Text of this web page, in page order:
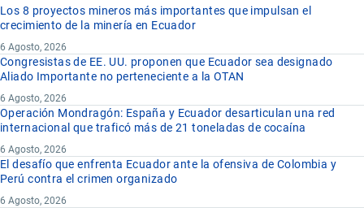
Los 8 proyectos mineros más importantes que impulsan el
crecimiento de la minería en Ecuador
6 Agosto, 2026
Congresistas de EE. UU. proponen que Ecuador sea designado
Aliado Importante no perteneciente a la OTAN
6 Agosto, 2026
Operación Mondragón: España y Ecuador desarticulan una red
internacional que traficó más de 21 toneladas de cocaína
6 Agosto, 2026
El desafío que enfrenta Ecuador ante la ofensiva de Colombia y
Perú contra el crimen organizado
6 Agosto, 2026